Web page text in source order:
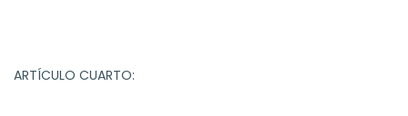
ARTÍCULO CUARTO: